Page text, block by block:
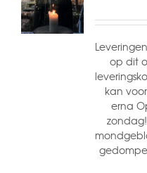
op dit
kan
erna
zondag!